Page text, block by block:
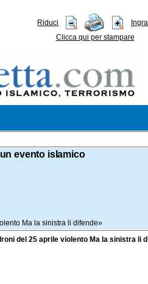
Riduci
Clicca qui per stampare
evento islamico
Ma la sinistra li difende»
del 25 aprile violento Ma la sinistra li